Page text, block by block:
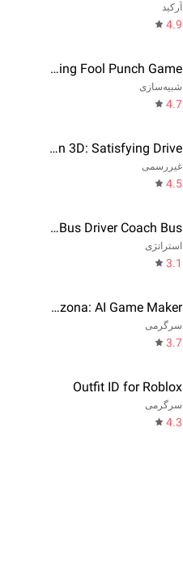
آرکید
4.9
Annoying Fool Punch Game
شبیه‌سازی
4.7
Drift Run 3D: Satisfying Drive
غیررسمی
4.5
Real Bus Driver Coach Bus
استراتژی
3.1
Rezona: AI Game Maker
سرگرمی
3.7
Outfit ID for Roblox
سرگرمی
4.3